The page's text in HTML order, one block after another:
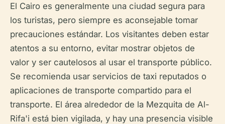
El Cairo es generalmente una ciudad segura para
los turistas, pero siempre es aconsejable tomar
precauciones estándar. Los visitantes deben estar
atentos a su entorno, evitar mostrar objetos de
valor y ser cautelosos al usar el transporte público.
Se recomienda usar servicios de taxi reputados o
aplicaciones de transporte compartido para el
transporte. El área alrededor de la Mezquita de Al-
Rifa'i está bien vigilada, y hay una presencia visible